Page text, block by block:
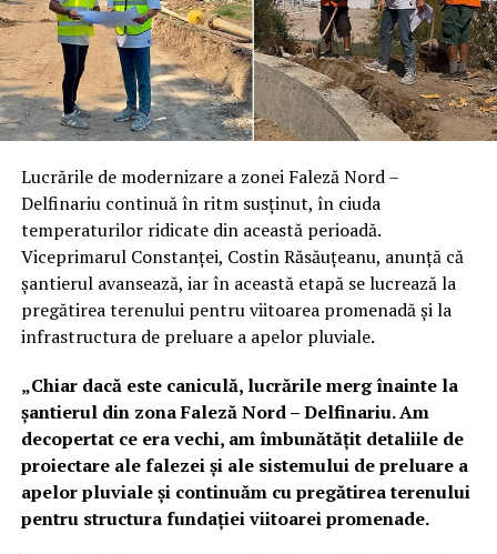
Lucrările de modernizare a zonei Faleză Nord –
Delfinariu continuă în ritm susținut, în ciuda
temperaturilor ridicate din această perioadă.
Viceprimarul Constanței, Costin Răsăuțeanu, anunță că
șantierul avansează, iar în această etapă se lucrează la
pregătirea terenului pentru viitoarea promenadă și la
infrastructura de preluare a apelor pluviale.
„Chiar dacă este caniculă, lucrările merg înainte la
șantierul din zona Faleză Nord – Delfinariu. Am
decopertat ce era vechi, am îmbunătățit detaliile de
proiectare ale falezei și ale sistemului de preluare a
apelor pluviale și continuăm cu pregătirea terenului
pentru structura fundației viitoarei promenade.